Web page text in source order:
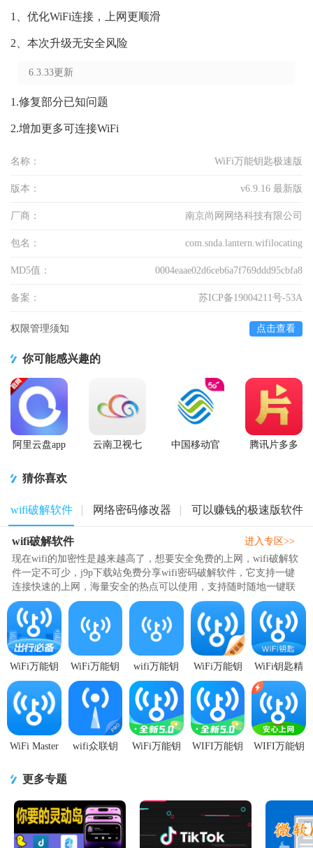
1、优化WiFi连接，上网更顺滑
2、本次升级无安全风险
6.3.33更新
1.修复部分已知问题
2.增加更多可连接WiFi
名称： WiFi万能钥匙极速版
版本： v6.9.16 最新版
厂商： 南京尚网网络科技有限公司
包名： com.snda.lantern.wifilocating
MD5值： 0004eaae02d6ceb6a7f769ddd95cbfa8
备案： 苏ICP备19004211号-53A
权限管理须知 点击查看
你可能感兴趣的
阿里云盘app
云南卫视七
中国移动官
腾讯片多多
猜你喜欢
wifi破解软件 网络密码修改器 可以赚钱的极速版软件
wifi破解软件
现在wifi的加密性是越来越高了，想要安全免费的上网，wifi破解软
件一定不可少，j9p下载站免费分享wifi密码破解软件，它支持一键
连接快速的上网，海量安全的热点可以使用，支持随时随地一键联
网，智能的识别各种有风险..
进入专区>>
WiFi万能钥
匙app会员版
v4.9.23 手机
高级版
WiFi万能钥
匙app高级版
v6.13.1 极速
版
wifi万能钥
匙纯净版
1.0.69 最新
版
WiFi万能钥
匙专业版免
登录版
v1.0.05最新
修复
WiFi钥匙精
简版
支持
WiFi Master
匙纯净版
v10.0.00 显
wifi众联钥
WiFi万能钥
WIFI万能钥
WIFI万能钥
更多专题